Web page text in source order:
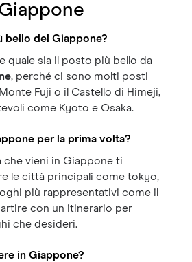
bello del Giappone?
quale sia il posto più bello da
, perché ci sono molti posti
Fuji o il Castello di Himeji,
come Kyoto e Osaka.
per la prima volta?
che vieni in Giappone ti
le città principali come tokyo,
più rappresentativi come il
con un itinerario per
che desideri.
in Giappone?